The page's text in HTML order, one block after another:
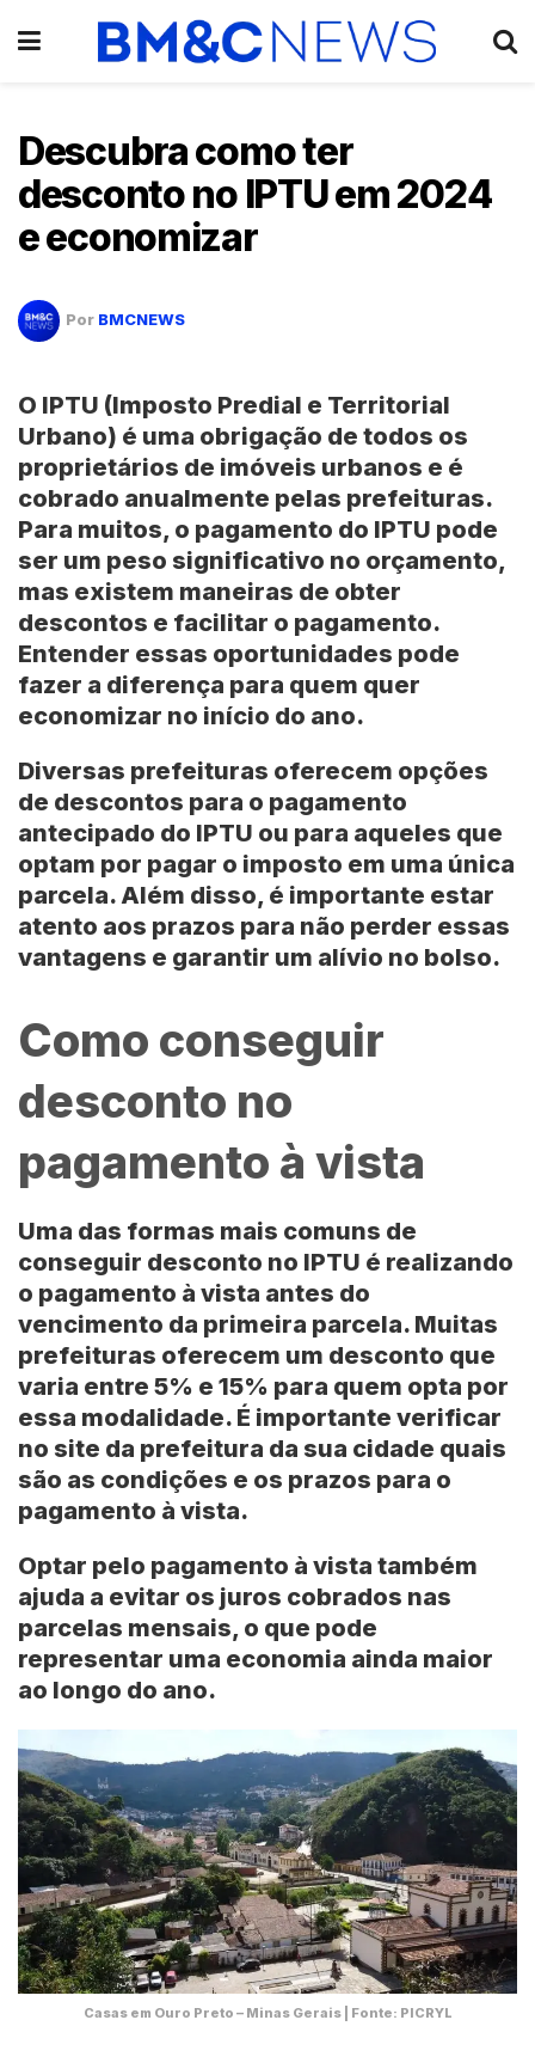
Descubra como ter
desconto no IPTU em 2024
e economizar
Por BMCNEWS
O IPTU (Imposto Predial e Territorial
Urbano) é uma obrigação de todos os
proprietários de imóveis urbanos e é
cobrado anualmente pelas prefeituras.
Para muitos, o pagamento do IPTU pode
ser um peso significativo no orçamento,
mas existem maneiras de obter
descontos e facilitar o pagamento.
Entender essas oportunidades pode
fazer a diferença para quem quer
economizar no início do ano.
Diversas prefeituras oferecem opções
de descontos para o pagamento
antecipado do IPTU ou para aqueles que
optam por pagar o imposto em uma única
parcela. Além disso, é importante estar
atento aos prazos para não perder essas
vantagens e garantir um alívio no bolso.
Como conseguir
desconto no
pagamento à vista
Uma das formas mais comuns de
conseguir desconto no IPTU é realizando
o pagamento à vista antes do
vencimento da primeira parcela. Muitas
prefeituras oferecem um desconto que
varia entre 5% e 15% para quem opta por
essa modalidade. É importante verificar
no site da prefeitura da sua cidade quais
são as condições e os prazos para o
pagamento à vista.
Optar pelo pagamento à vista também
ajuda a evitar os juros cobrados nas
parcelas mensais, o que pode
representar uma economia ainda maior
ao longo do ano.
Casas em Ouro Preto – Minas Gerais | Fonte: PICRYL